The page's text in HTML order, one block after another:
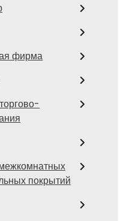
фирма
покрытий